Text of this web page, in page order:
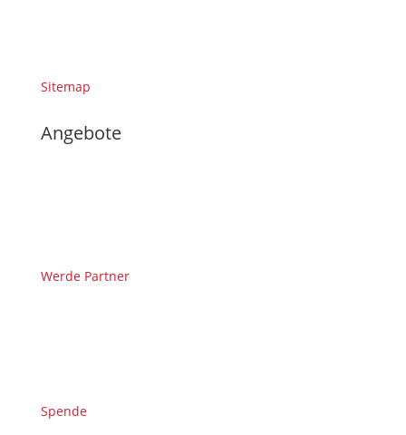
Sitemap
Angebote
Werde Partner
Spende